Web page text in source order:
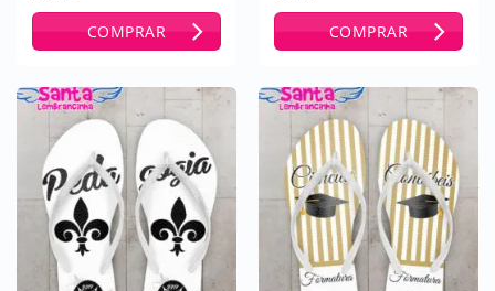
COMPRAR COMPRAR